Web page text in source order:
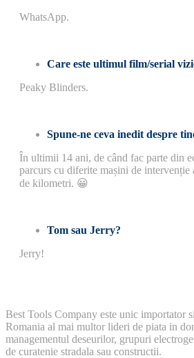
WhatsApp.
Care este ultimul film/serial
Peaky Blinders.
Spune-ne ceva inedit despre
În ultimii 14 ani, de când fac parte din
parcurs cu diferite mașini de
de kilometri. 😀
Tom sau Jerry?
Jerry!
Best Tools Company este unic importator
Romania al mai multor lideri de piata in
managementul deseurilor, grupuri
de curatenie stradala sau constructii.